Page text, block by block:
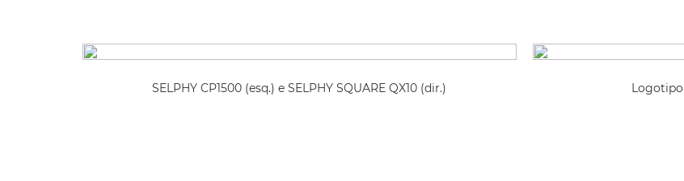
SELPHY CP1500 (esq.) e SELPHY SQUARE QX10 (dir.) Logotipo